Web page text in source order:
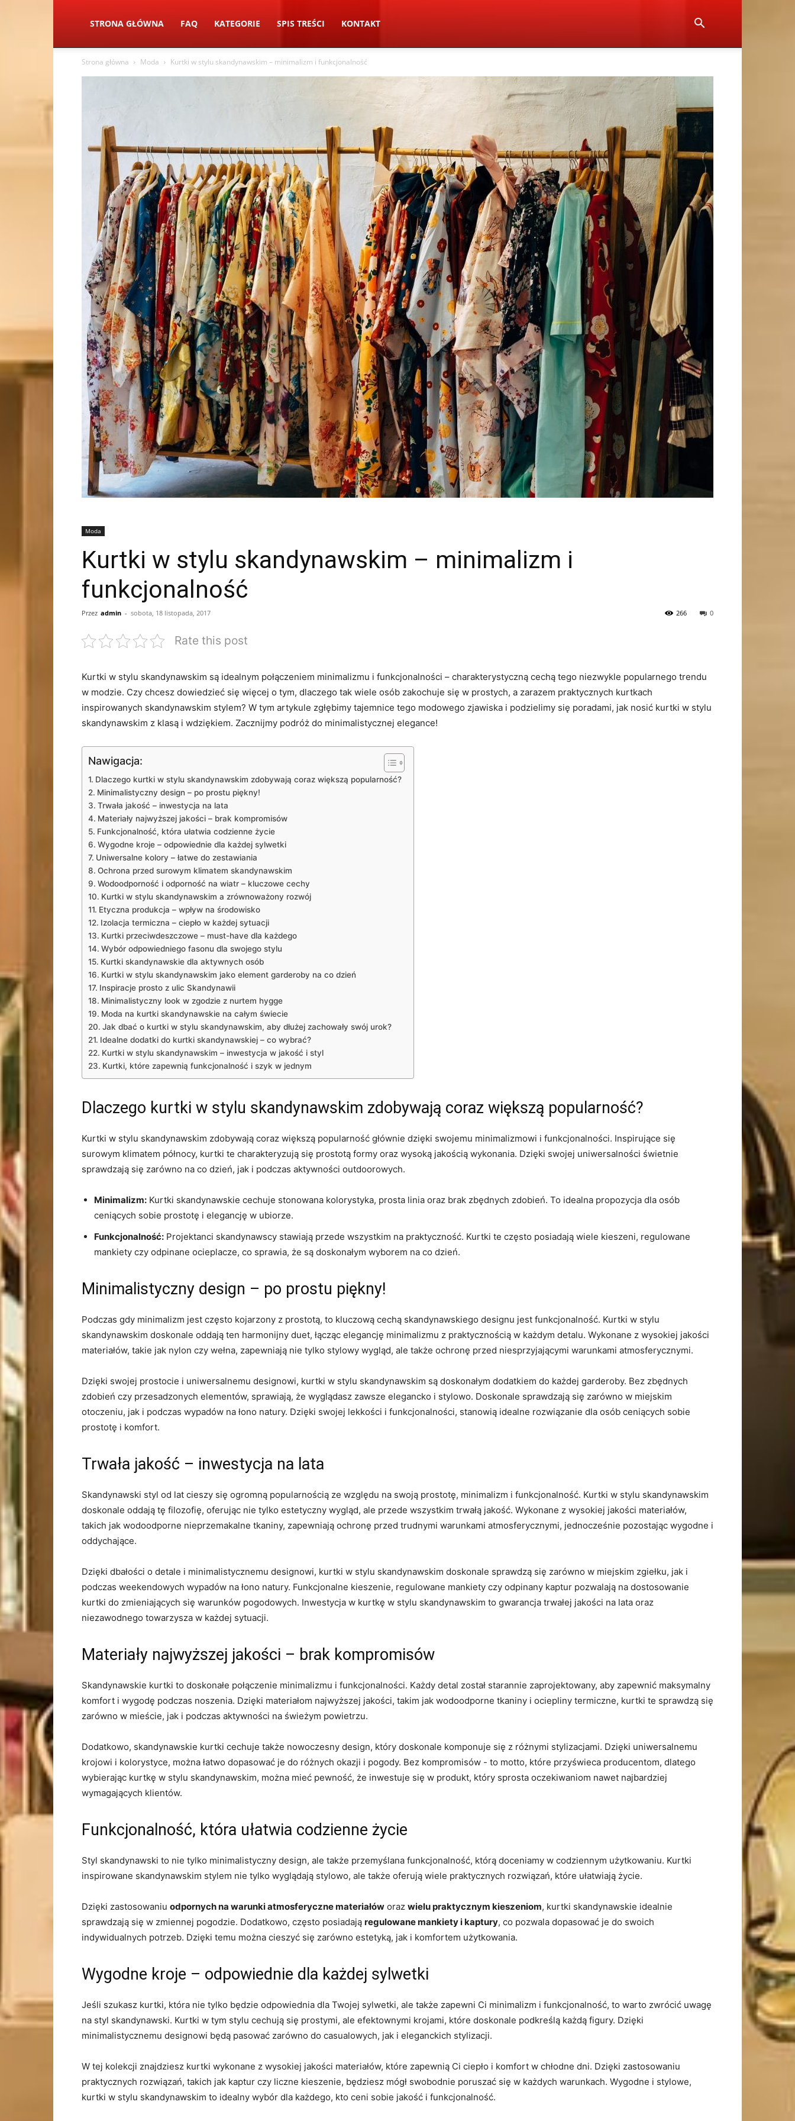
STRONA GŁÓWNA FAQ KATEGORIE SPIS TREŚCI KONTAKT
Strona główna Moda Kurtki w stylu skandynawskim – minimalizm i funkcjonalność
Moda
Kurtki w stylu skandynawskim – minimalizm i
funkcjonalność
Przez admin - sobota, 18 listopada, 2017 0
266
Rate this post
Kurtki w stylu skandynawskim są idealnym połączeniem minimalizmu i funkcjonalności – charakterystyczną cechą tego niezwykle popularnego trendu
w modzie. Czy chcesz dowiedzieć się więcej o tym, dlaczego tak⁣ wiele osób zakochuje się w prostych, a zarazem praktycznych‌ kurtkach
inspirowanych ⁢skandynawskim stylem? W⁣ tym artykule zgłębimy tajemnice tego modowego zjawiska i podzielimy się poradami, jak nosić kurtki w stylu
skandynawskim z klasą ‌i ​wdziękiem. Zacznijmy podróż do minimalistycznej elegance!
Nawigacja:
Dlaczego kurtki w stylu skandynawskim zdobywają coraz większą popularność?
Minimalistyczny design – po prostu piękny!
Trwała jakość – inwestycja na lata
Materiały najwyższej jakości – brak kompromisów
Funkcjonalność, która ułatwia codzienne życie
Wygodne kroje – odpowiednie dla każdej sylwetki
Uniwersalne kolory – łatwe do zestawiania
Ochrona przed surowym klimatem skandynawskim
Wodoodporność i odporność na wiatr – kluczowe cechy
Kurtki w stylu skandynawskim a zrównoważony rozwój
Etyczna produkcja​ – wpływ na środowisko
Izolacja termiczna – ciepło w każdej sytuacji
Kurtki przeciwdeszczowe – must-have dla ⁣każdego
Wybór odpowiedniego fasonu‌ dla swojego stylu
Kurtki skandynawskie dla aktywnych osób
Kurtki w stylu skandynawskim ‌jako‍ element garderoby na co dzień
Inspiracje prosto‌ z ulic ⁣Skandynawii
Minimalistyczny ⁢look w zgodzie z ‍nurtem hygge
Moda na ⁣kurtki skandynawskie na całym ⁤świecie
Jak dbać o kurtki w stylu skandynawskim, aby dłużej zachowały swój urok?
Idealne dodatki do⁢ kurtki skandynawskiej – co wybrać?
Kurtki w stylu skandynawskim – inwestycja w jakość i styl
Kurtki, które zapewnią⁤ funkcjonalność i szyk w jednym
Dlaczego kurtki w stylu skandynawskim zdobywają coraz większą popularność?
Kurtki w stylu skandynawskim zdobywają coraz większą ⁣popularność głównie dzięki swojemu ‌minimalizmowi i funkcjonalności. Inspirujące się
surowym klimatem⁤ północy, kurtki te charakteryzują się⁣ prostotą formy oraz wysoką jakością wykonania. Dzięki swojej uniwersalności świetnie‍
sprawdzają się zarówno na co dzień, jak i podczas ‌aktywności outdoorowych.
Minimalizm: Kurtki skandynawskie cechuje stonowana kolorystyka, prosta linia oraz⁣ brak zbędnych zdobień. To idealna propozycja⁣ dla osób
ceniących sobie prostotę i elegancję w⁢ ubiorze.
Funkcjonalność: Projektanci skandynawscy stawiają przede wszystkim na praktyczność. Kurtki te często posiadają wiele kieszeni, regulowane
mankiety czy odpinane ocieplacze, ⁣co sprawia, że są doskonałym⁢ wyborem na co dzień.
Minimalistyczny design – po prostu piękny!
Podczas gdy minimalizm ​jest często kojarzony z prostotą, to kluczową cechą skandynawskiego designu jest ⁢funkcjonalność.‌ Kurtki w⁢ stylu
skandynawskim doskonale oddają ten harmonijny duet, łącząc elegancję minimalizmu z‍ praktycznością w każdym detalu.⁢ Wykonane z wysokiej jakości
materiałów, takie ‌jak nylon czy wełna, zapewniają nie tylko stylowy wygląd, ale‍ także ochronę przed niesprzyjającymi warunkami atmosferycznymi.
Dzięki swojej prostocie ⁢i uniwersalnemu designowi, kurtki w stylu skandynawskim są doskonałym dodatkiem⁤ do każdej garderoby. Bez zbędnych
zdobień czy przesadzonych⁤ elementów, sprawiają, ‌że wyglądasz zawsze‍ elegancko i stylowo.⁢ Doskonale ⁢sprawdzają się zarówno w miejskim​
otoczeniu, jak i podczas wypadów na​ łono natury. Dzięki swojej lekkości i funkcjonalności,⁣ stanowią idealne rozwiązanie dla osób ceniących sobie
prostotę i komfort.
Trwała jakość – inwestycja na lata
Skandynawski ​styl od lat⁣ cieszy się ogromną​ popularnością ze względu na swoją prostotę, minimalizm ‌i funkcjonalność.⁤ Kurtki w stylu skandynawskim
⁤doskonale oddają tę filozofię, oferując nie tylko estetyczny wygląd, ⁤ale przede wszystkim trwałą jakość. Wykonane z wysokiej jakości materiałów,
takich ‌jak wodoodporne nieprzemakalne tkaniny, zapewniają ochronę przed trudnymi⁢ warunkami ⁤atmosferycznymi, jednocześnie pozostając‌ wygodne‌ i
oddychające.
Dzięki‍ dbałości o detale i minimalistycznemu designowi, kurtki ‌w stylu skandynawskim doskonale sprawdzą się‍ zarówno⁣ w miejskim zgiełku, jak i
podczas weekendowych wypadów na ⁤łono natury. Funkcjonalne kieszenie, regulowane mankiety czy​ odpinany kaptur pozwalają na dostosowanie
kurtki do zmieniających się warunków pogodowych.‌ Inwestycja w kurtkę w stylu skandynawskim to ⁤gwarancja trwałej ⁣jakości na lata oraz
niezawodnego​ towarzysza w każdej sytuacji.
Materiały najwyższej jakości – brak kompromisów
Skandynawskie kurtki to doskonałe połączenie minimalizmu i funkcjonalności. Każdy detal został starannie zaprojektowany, aby zapewnić maksymalny
komfort i ​wygodę podczas noszenia. Dzięki materiałom najwyższej jakości, takim jak wodoodporne⁤ tkaniny i⁢ ociepliny⁢ termiczne, kurtki te sprawdzą​ się
zarówno w mieście, jak i ⁢podczas ⁣aktywności⁣ na świeżym powietrzu.
Dodatkowo, skandynawskie kurtki cechuje także nowoczesny design, który doskonale komponuje się z⁤ różnymi stylizacjami. Dzięki uniwersalnemu
krojowi i kolorystyce, można łatwo dopasować je do ​różnych okazji ‌i pogody. Bez kompromisów -⁢ to motto, które przyświeca producentom, dlatego⁣
wybierając kurtkę w stylu skandynawskim, można mieć pewność, że inwestuje się w ​produkt, który sprosta oczekiwaniom nawet najbardziej​
wymagających klientów.
Funkcjonalność, która ułatwia codzienne życie
Styl skandynawski to nie tylko minimalistyczny design, ale ​także przemyślana funkcjonalność, którą doceniamy w codziennym ‌użytkowaniu. Kurtki
inspirowane skandynawskim stylem nie​ tylko ⁢wyglądają stylowo, ale także oferują wiele ​praktycznych rozwiązań, które ułatwiają życie.
Dzięki zastosowaniu odpornych na warunki atmosferyczne materiałów oraz wielu praktycznym kieszeniom, kurtki skandynawskie idealnie
sprawdzają się w‍ zmiennej pogodzie. Dodatkowo, często posiadają regulowane ⁣mankiety i kaptury, co pozwala⁢ dopasować je do swoich
indywidualnych potrzeb. Dzięki temu​ można cieszyć się zarówno estetyką, jak i komfortem użytkowania.
Wygodne kroje – odpowiednie dla każdej sylwetki
Jeśli ⁤szukasz kurtki, która nie tylko będzie odpowiednia dla Twojej sylwetki, ale także zapewni Ci minimalizm i funkcjonalność, to warto zwrócić uwagę
na styl skandynawski. Kurtki w⁣ tym stylu cechują⁣ się prostymi, ale efektownymi krojami, które​ doskonale podkreślą każdą ​figury. Dzięki
minimalistycznemu designowi będą pasować zarówno do casualowych, jak i eleganckich stylizacji.
W tej kolekcji znajdziesz kurtki wykonane ‍z wysokiej jakości ⁢materiałów, które zapewnią Ci ciepło i komfort​ w chłodne dni. Dzięki zastosowaniu
praktycznych rozwiązań, takich jak kaptur czy liczne kieszenie, będziesz mógł swobodnie ⁤poruszać się w każdych‍ warunkach. ‌Wygodne i stylowe,⁢
kurtki w stylu skandynawskim to idealny​ wybór dla każdego, kto ceni sobie ⁢jakość i funkcjonalność.